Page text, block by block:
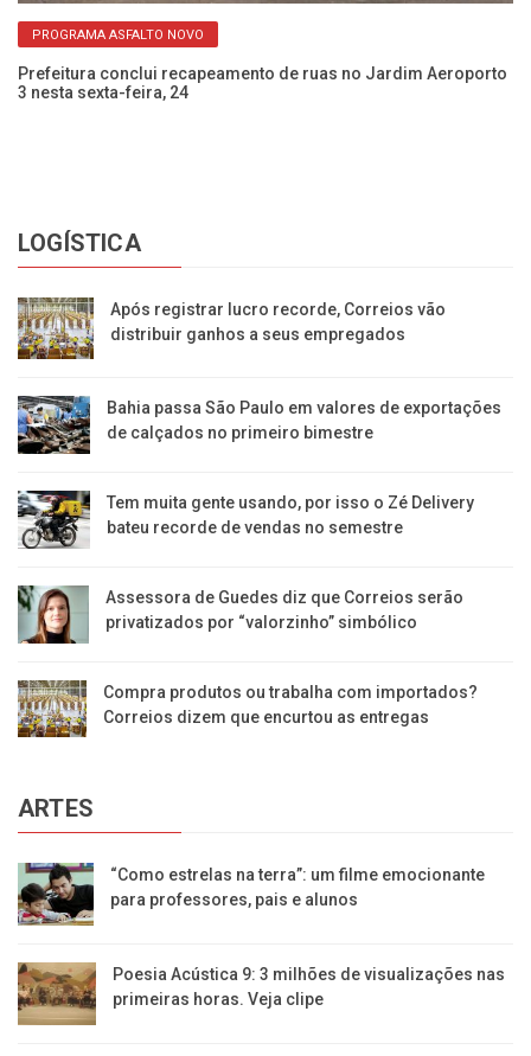
PROGRAMA ASFALTO NOVO
Prefeitura conclui recapeamento de ruas no Jardim Aeroporto
3 nesta sexta-feira, 24
LOGÍSTICA
Após registrar lucro recorde, Correios vão
distribuir ganhos a seus empregados
Bahia passa São Paulo em valores de exportações
de calçados no primeiro bimestre
Tem muita gente usando, por isso o Zé Delivery
bateu recorde de vendas no semestre
Assessora de Guedes diz que Correios serão
privatizados por “valorzinho” simbólico
Compra produtos ou trabalha com importados?
Correios dizem que encurtou as entregas
ARTES
“Como estrelas na terra”: um filme emocionante
para professores, pais e alunos
Poesia Acústica 9: 3 milhões de visualizações nas
primeiras horas. Veja clipe